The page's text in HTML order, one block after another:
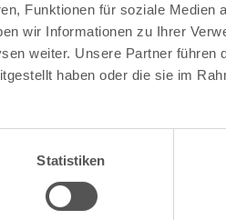
Funktionen für soziale Medien
wir Informationen zu Ihrer
weiter. Unsere Partner führen
haben oder die sie im
Statistiken